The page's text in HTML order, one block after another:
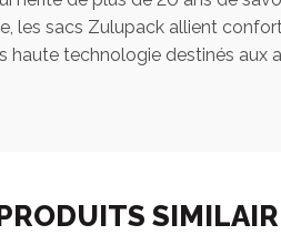
les sacs Zulupack allient
technologie destinés